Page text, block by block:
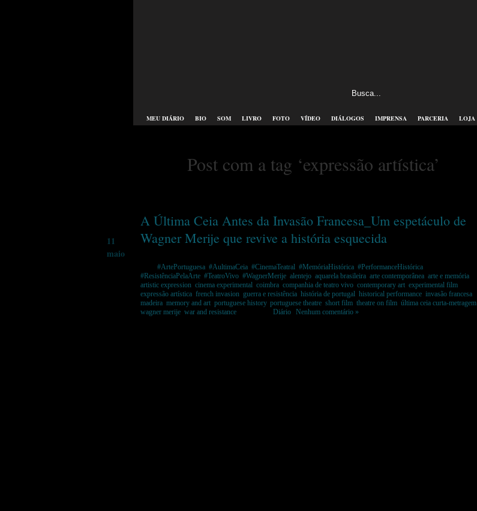
MEU DIÁRIO BIO SOM LIVRO FOTO VÍDEO DIÁLOGOS IMPRENSA PARCERIA LOJA
Post com a tag ‘expressão artística’
A Última Ceia Antes da Invasão Francesa_Um espetáculo de
Wagner Merije que revive a história esquecida
11
maio
#ArtePortuguesa #AultimaCeia #CinemaTeatral #MemóriaHistórica #PerformanceHistórica
#ResistênciaPelaArte #TeatroVivo #WagnerMerije alentejo aquarela brasileira arte contemporânea arte e memória
artistic expression cinema experimental coimbra companhia de teatro vivo contemporary art experimental film
expressão artística french invasion guerra e resistência história de portugal historical performance invasão francesa
madeira memory and art portuguese history, portuguese theatre short film theatre on film última ceia curta-metragem
wagner merije war and resistance Diário Nenhum comentário »